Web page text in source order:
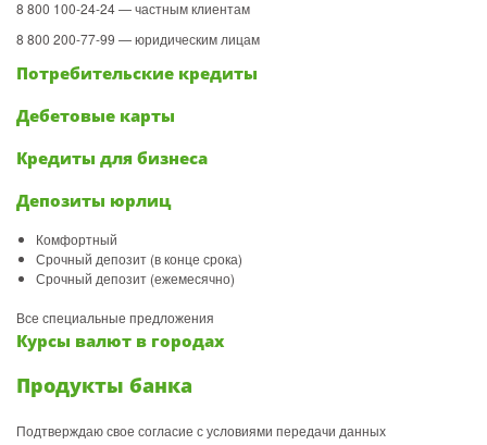
8 800 100-24-24 — частным клиентам
8 800 200-77-99 — юридическим лицам
Потребительские кредиты
Дебетовые карты
Кредиты для бизнеса
Депозиты юрлиц
Комфортный
Срочный депозит (в конце срока)
Срочный депозит (ежемесячно)
Все специальные предложения
Курсы валют в городах
Продукты банка
Подтверждаю свое согласие с условиями передачи данных